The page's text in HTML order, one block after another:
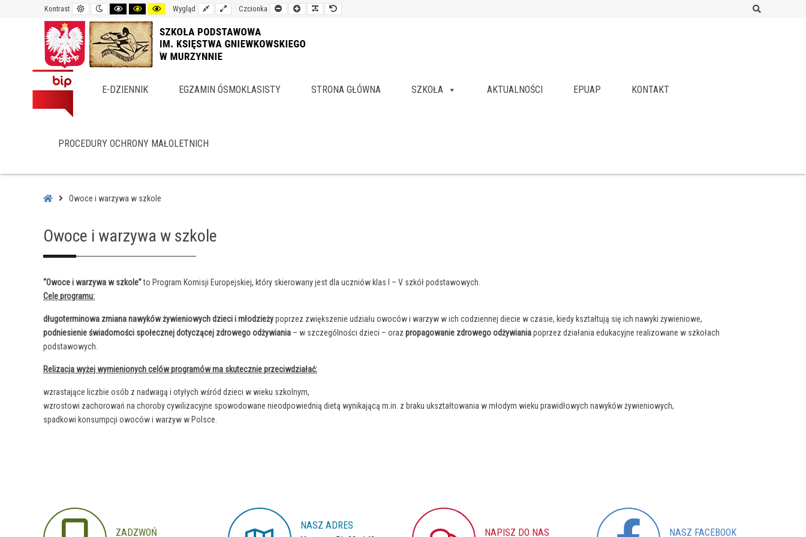
Kontrast
Default
contrast
Night
contrast
Black
and
White
contrast
Black
and
Yellow
contrast
Yellow
and
contrast
Wygląd
Fixed
layout
Wide
layout
Czcionka
Smaller
Font
Larger
Font
Readable
Font
Default
Font
E-DZIENNIK EGZAMIN ÓSMOKLASISTY STRONA GŁÓWNA SZKOŁA AKTUALNOŚCI EPUAP KONTAKT
PROCEDURY OCHRONY MAŁOLETNICH
HomeOwoce i warzywa w szkole
Owoce i warzywa w szkole
“Owoce i warzywa w szkole”to Program Komisji Europejskiej, który skierowany jest dla uczniów klas I – V szkół podstawowych.
Cele programu:
długoterminowa zmiana nawyków żywieniowych dzieci i młodzieżypoprzez zwiększenie udziału owoców i warzyw w ich codziennej diecie w czasie, kiedy kształtują się ich nawyki żywieniowe,
podniesienie świadomości społecznej dotyczącej zdrowego odżywiania – w szczególności dzieci – oraz propagowanie zdrowego odżywianiapoprzez działania edukacyjne realizowane w szkołach
podstawowych.
Relizacja wyżej wymienionych celów programów ma skutecznie przeciwdziałać:
wzrastające liczbie osób z nadwagą i otyłych wśród dzieci w wieku szkolnym,
wzrostowi zachorowań na choroby cywilizacyjne spowodowane nieodpowiednią dietą wynikającą m.in. z braku ukształtowania w młodym wieku prawidłowych nawyków żywieniowych,
spadkowi konsumpcji owoców i warzyw w Polsce.
ZADZWOŃ
NASZ ADRES
NAPISZ DO NAS NASZ FACEBOOK